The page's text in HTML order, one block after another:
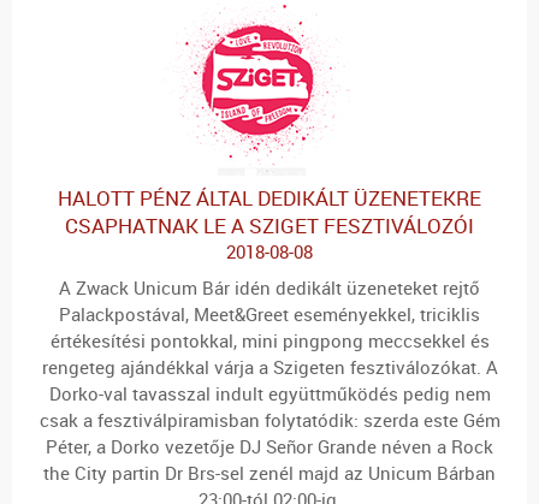
HALOTT PÉNZ ÁLTAL DEDIKÁLT ÜZENETEKRE
CSAPHATNAK LE A SZIGET FESZTIVÁLOZÓI
2018-08-08
A Zwack Unicum Bár idén dedikált üzeneteket rejtő
Palackpostával, Meet&Greet eseményekkel, triciklis
értékesítési pontokkal, mini pingpong meccsekkel és
rengeteg ajándékkal várja a Szigeten fesztiválozókat. A
Dorko-val tavasszal indult együttműködés pedig nem
csak a fesztiválpiramisban folytatódik: szerda este Gém
Péter, a Dorko vezetője DJ Señor Grande néven a Rock
the City partin Dr Brs-sel zenél majd az Unicum Bárban
23:00-tól 02:00-ig.